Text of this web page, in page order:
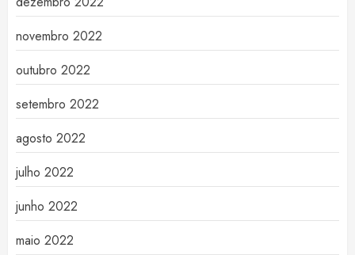
novembro 2022
outubro 2022
setembro 2022
agosto 2022
julho 2022
junho 2022
maio 2022